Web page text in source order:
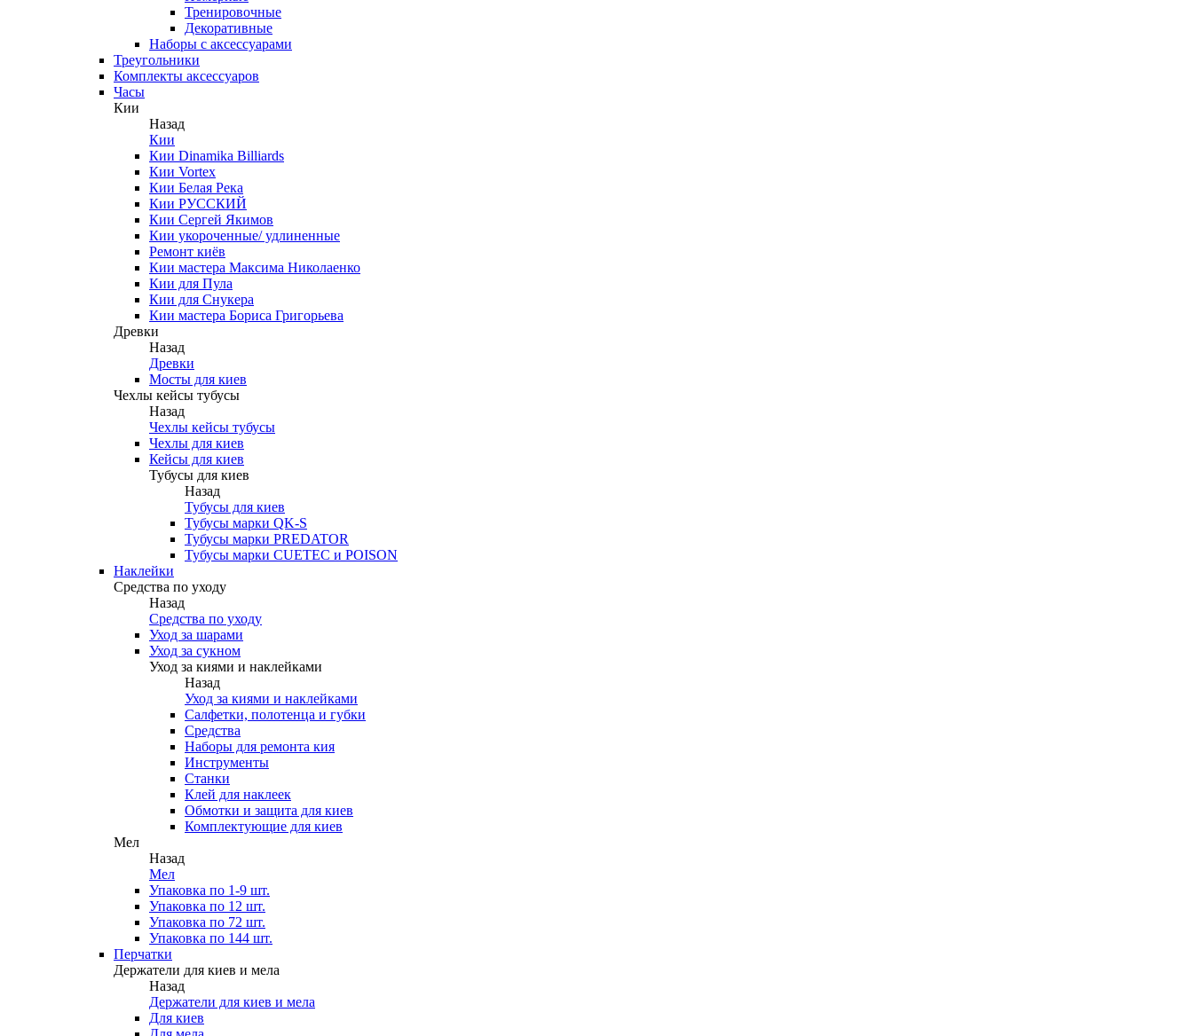
Тренировочные
Декоративные
Наборы с аксессуарами
Треугольники
Комплекты аксессуаров
Часы
Кии
Назад
Кии
Кии Dinamika Billiards
Кии Vortex
Кии Белая Река
Кии РУССКИЙ
Кии Сергей Якимов
Кии укороченные/ удлиненные
Ремонт киёв
Кии мастера Максима Николаенко
Кии для Пула
Кии для Снукера
Кии мастера Бориса Григорьева
Древки
Назад
Древки
Мосты для киев
Чехлы кейсы тубусы
Назад
Чехлы кейсы тубусы
Чехлы для киев
Кейсы для киев
Тубусы для киев
Назад
Тубусы для киев
Тубусы марки QK-S
Тубусы марки PREDATOR
Тубусы марки CUETEC и POISON
Наклейки
Средства по уходу
Назад
Средства по уходу
Уход за шарами
Уход за сукном
Уход за киями и наклейками
Назад
Уход за киями и наклейками
Салфетки, полотенца и губки
Средства
Наборы для ремонта кия
Инструменты
Станки
Клей для наклеек
Обмотки и защита для киев
Комплектующие для киев
Мел
Назад
Мел
Упаковка по 1-9 шт.
Упаковка по 12 шт.
Упаковка по 72 шт.
Упаковка по 144 шт.
Перчатки
Держатели для киев и мела
Назад
Держатели для киев и мела
Для киев